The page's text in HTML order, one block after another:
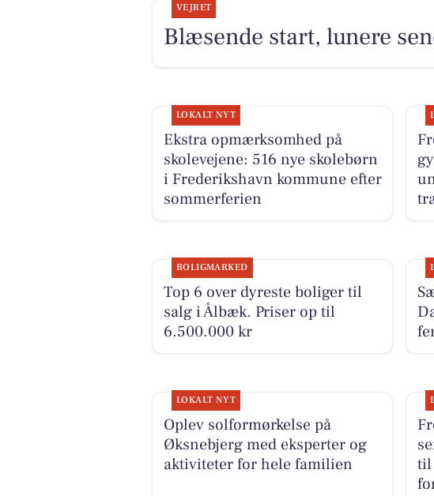
VEJRET
Blæsende start, lunere
LOKALT NYT
Ekstra opmærksomhed på
skolevejene: 516 nye skolebørn
i Frederikshavn kommune efter
sommerferien
BOLIGMARKED
Top 6 over dyreste boliger til
salg i Ålbæk. Priser op til
6.500.000 kr
LOKALT NYT
Oplev solformørkelse på
Øksnebjerg med eksperter og
aktiviteter for hele familien
til